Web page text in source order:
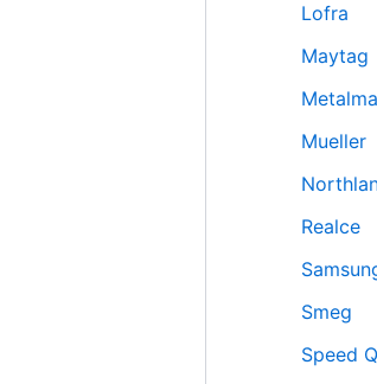
Lofra
Maytag
Mueller
Realce
Smeg
Speed